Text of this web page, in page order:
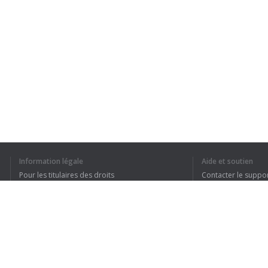
Information légale
Pour les titulaires des droits
Aide et soutien
Contacter le